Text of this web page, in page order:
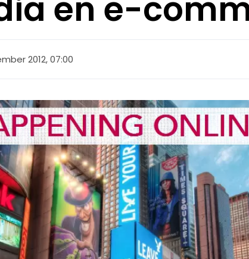
en e-
2012, 07:00